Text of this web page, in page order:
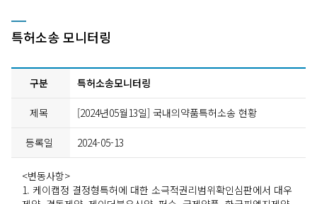
특허소송 모니터링
구분 특허소송모니터링
제목 [2024년05월13일] 국내의약품특허소송 현황
등록일 2024-05-13
<변동사항>
1. 케이캡정 결정형특허에 대한 소극적권리범위확인심판에서 대우